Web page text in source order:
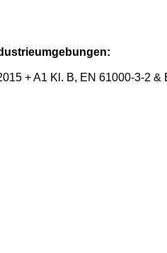
+ A1 Kl. B, EN 61000-3-2 &